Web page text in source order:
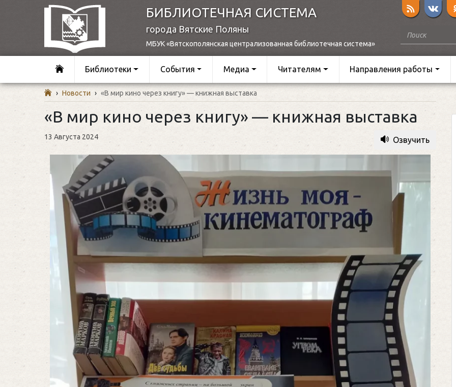
БИБЛИОТЕЧНАЯ СИСТЕМА
города Вятские Поляны
МБУК «Вятскополянская централизованная библиотечная система»
Библиотеки События Медиа Читателям Направления работы
› Новости › «В мир кино через книгу» — книжная выставка
«В мир кино через книгу» — книжная выставка
13 Августа 2024 Озвучить